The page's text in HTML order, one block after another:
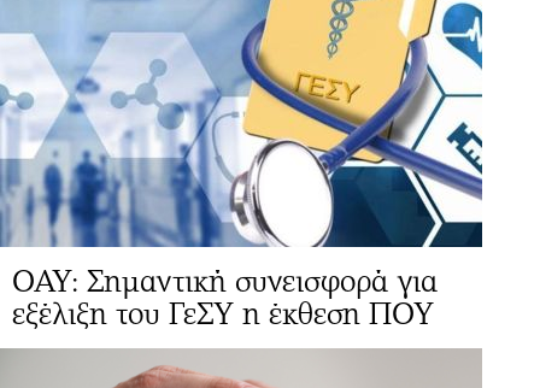
ΟΑΥ: Σημαντική συνεισφορά για
εξέλιξη του ΓεΣΥ η έκθεση ΠΟΥ